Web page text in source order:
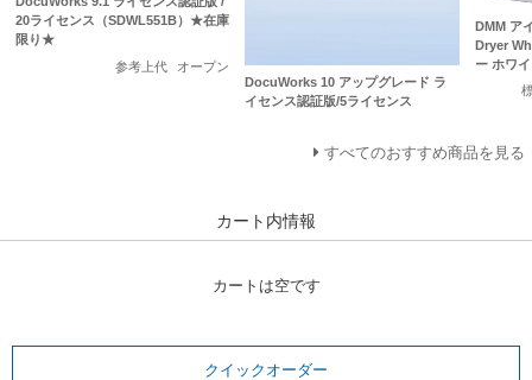
20ライセンス（SDWL551B）★在庫
限り★
参考上代
オープン
DocuWorks 10 アップグレード ラ
イセンス認証版/5ライセンス
DMM ア
Dryer
ー ホワ
すべてのおすすめ商品を見る
カート内情報
カートは空です
クイックオーダー